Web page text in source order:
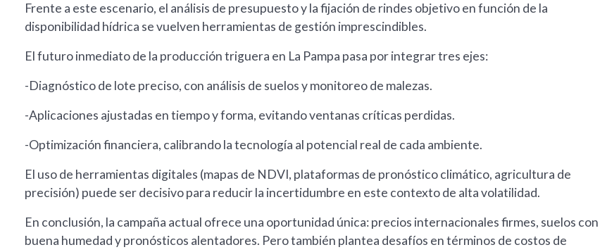
Frente a este escenario, el análisis de presupuesto y la fijación de rindes objetivo en función de la
disponibilidad hídrica se vuelven herramientas de gestión imprescindibles.
El futuro inmediato de la producción triguera en La Pampa pasa por integrar tres ejes:
-Diagnóstico de lote preciso, con análisis de suelos y monitoreo de malezas.
-Aplicaciones ajustadas en tiempo y forma, evitando ventanas críticas perdidas.
-Optimización financiera, calibrando la tecnología al potencial real de cada ambiente.
El uso de herramientas digitales (mapas de NDVI, plataformas de pronóstico climático, agricultura de
precisión) puede ser decisivo para reducir la incertidumbre en este contexto de alta volatilidad.
En conclusión, la campaña actual ofrece una oportunidad única: precios internacionales firmes, suelos con
buena humedad y pronósticos alentadores. Pero también plantea desafíos en términos de costos de